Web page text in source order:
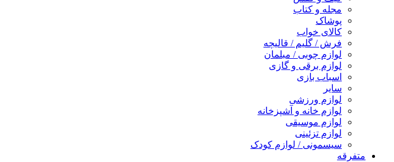
مجله و کتاب
پوشاک
کالای خواب
فرش / گلیم / قالیچه
لوازم چوبی / مبلمان
لوازم برقی و گازی
اسباب بازی
سایر
لوازم ورزشی
لوازم خانه و آشپزخانه
لوازم موسیقی
لوازم تزئینی
سیسمونی / لوازم کودک
متفرقه